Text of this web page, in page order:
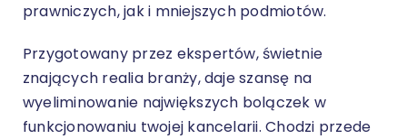
prawniczych, jak i mniejszych podmiotów.
Przygotowany przez ekspertów, świetnie
znających realia branży, daje szansę na
wyeliminowanie największych bolączek w
funkcjonowaniu twojej kancelarii. Chodzi przede